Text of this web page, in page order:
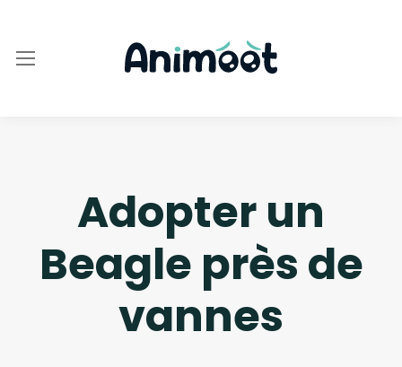
Adopter un
Beagle près de
vannes